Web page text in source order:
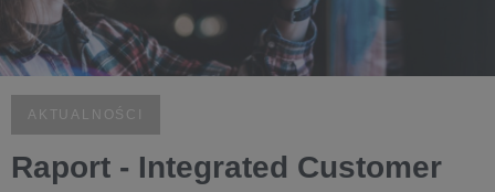
AKTUALNOŚCI
Raport - Integrated Customer